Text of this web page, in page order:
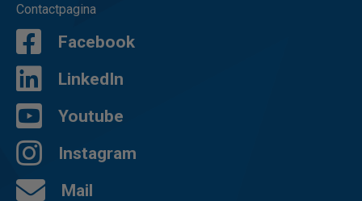
Contactpagina
Facebook
LinkedIn
Youtube
Instagram
Mail